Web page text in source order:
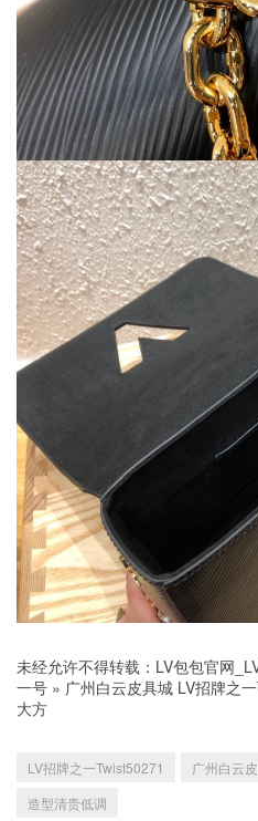
未经允许不得转载： LV包包官网
一号 » 广州白云皮具城 LV招牌之
大方
LV招牌之一Twist50271 广州白云
造型清贵低调